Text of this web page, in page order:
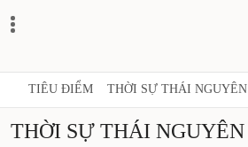
TIÊU ĐIỂM THỜI SỰ THÁI NGUYÊN
THỜI SỰ THÁI NGUYÊN